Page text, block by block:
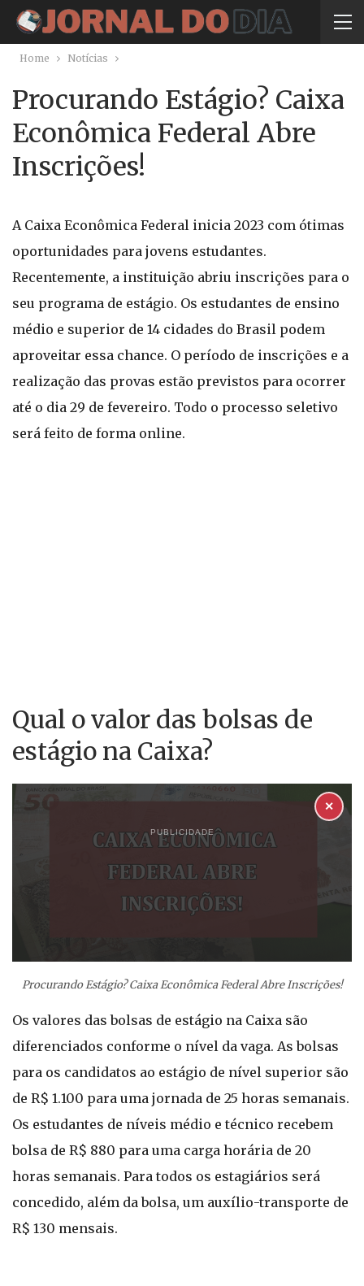
Home Notícias
Procurando Estágio? Caixa
Econômica Federal Abre
Inscrições!
A Caixa Econômica Federal inicia 2023 com ótimas
oportunidades para jovens estudantes.
Recentemente, a instituição abriu inscrições para o
seu programa de estágio. Os estudantes de ensino
médio e superior de 14 cidades do Brasil podem
aproveitar essa chance. O período de inscrições e a
realização das provas estão previstos para ocorrer
até o dia 29 de fevereiro. Todo o processo seletivo
será feito de forma online.
Qual o valor das bolsas de
estágio na Caixa?
PUBLICIDADE
✕
Procurando Estágio? Caixa Econômica Federal Abre Inscrições!
Os valores das bolsas de estágio na Caixa são
diferenciados conforme o nível da vaga. As bolsas
para os candidatos ao estágio de nível superior são
de R$ 1.100 para uma jornada de 25 horas semanais.
Os estudantes de níveis médio e técnico recebem
bolsa de R$ 880 para uma carga horária de 20
horas semanais. Para todos os estagiários será
concedido, além da bolsa, um auxílio-transporte de
R$ 130 mensais.